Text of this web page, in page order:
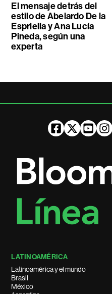
El mensaje detrás del
estilo de Abelardo De la
Espriella y Ana Lucía
Pineda, según una
experta
LATINOAMÉRICA
Latinoamérica y el mundo
Brasil
México